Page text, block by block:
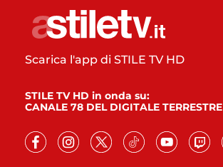
Scarica l'app di STILE TV HD
STILE TV HD in onda su:
CANALE 78 DEL DIGITALE TERRESTRE